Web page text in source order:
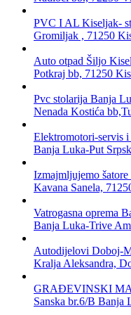
PVC I AL Kiseljak-
Gromiljak , 71250
Auto otpad Šiljo
Potkraj bb, 71250
Pvc stolarija Banja
Nenada Kostića
Elektromotori-
Banja Luka-Put
Izmajmljujemo
Kavana Sanela,
Vatrogasna oprema
Banja Luka-Trive
Autodijelovi Doboj-
Kralja Aleksandra,
GRAĐEVINSKI
Sanska br.6/B Banja